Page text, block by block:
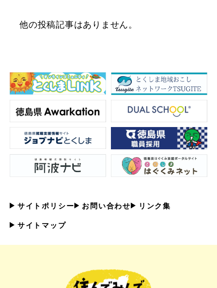
他の投稿記事はありません。
サイトポリシー お問い合わせ リンク集
サイトマップ